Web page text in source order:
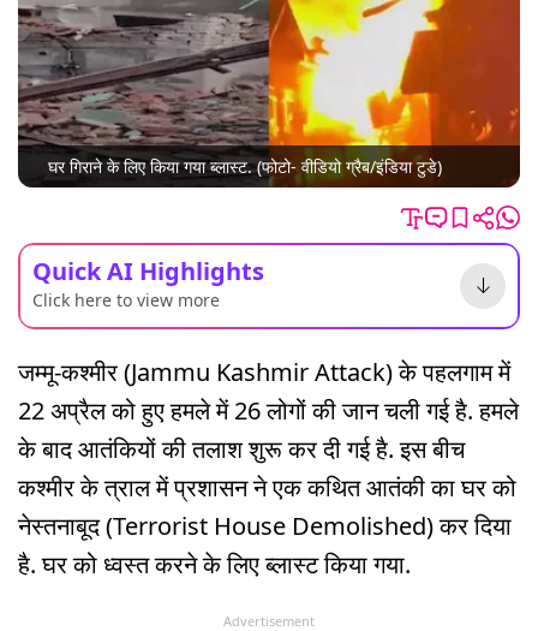
घर गिराने के लिए किया गया ब्लास्ट. (फोटो- वीडियो ग्रैब/इंडिया टुडे)
Quick AI Highlights
Click here to view more
जम्मू-कश्मीर (Jammu Kashmir Attack) के पहलगाम में
22 अप्रैल को हुए हमले में 26 लोगों की जान चली गई है. हमले
के बाद आतंकियों की तलाश शुरू कर दी गई है. इस बीच
कश्मीर के त्राल में प्रशासन ने एक कथित आतंकी का घर को
नेस्तनाबूद (Terrorist House Demolished) कर दिया
है. घर को ध्वस्त करने के लिए ब्लास्ट किया गया.
Advertisement